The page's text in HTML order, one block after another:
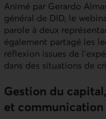
Animé par Gerardo
général de DID, le
parole à deux
également partagé les
réflexion issues de
dans des situations de
Gestion du
et communication